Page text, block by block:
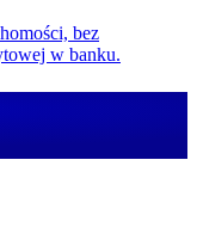
bez
w banku.